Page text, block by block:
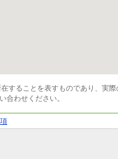
することを表すものであり、実際
合わせください。